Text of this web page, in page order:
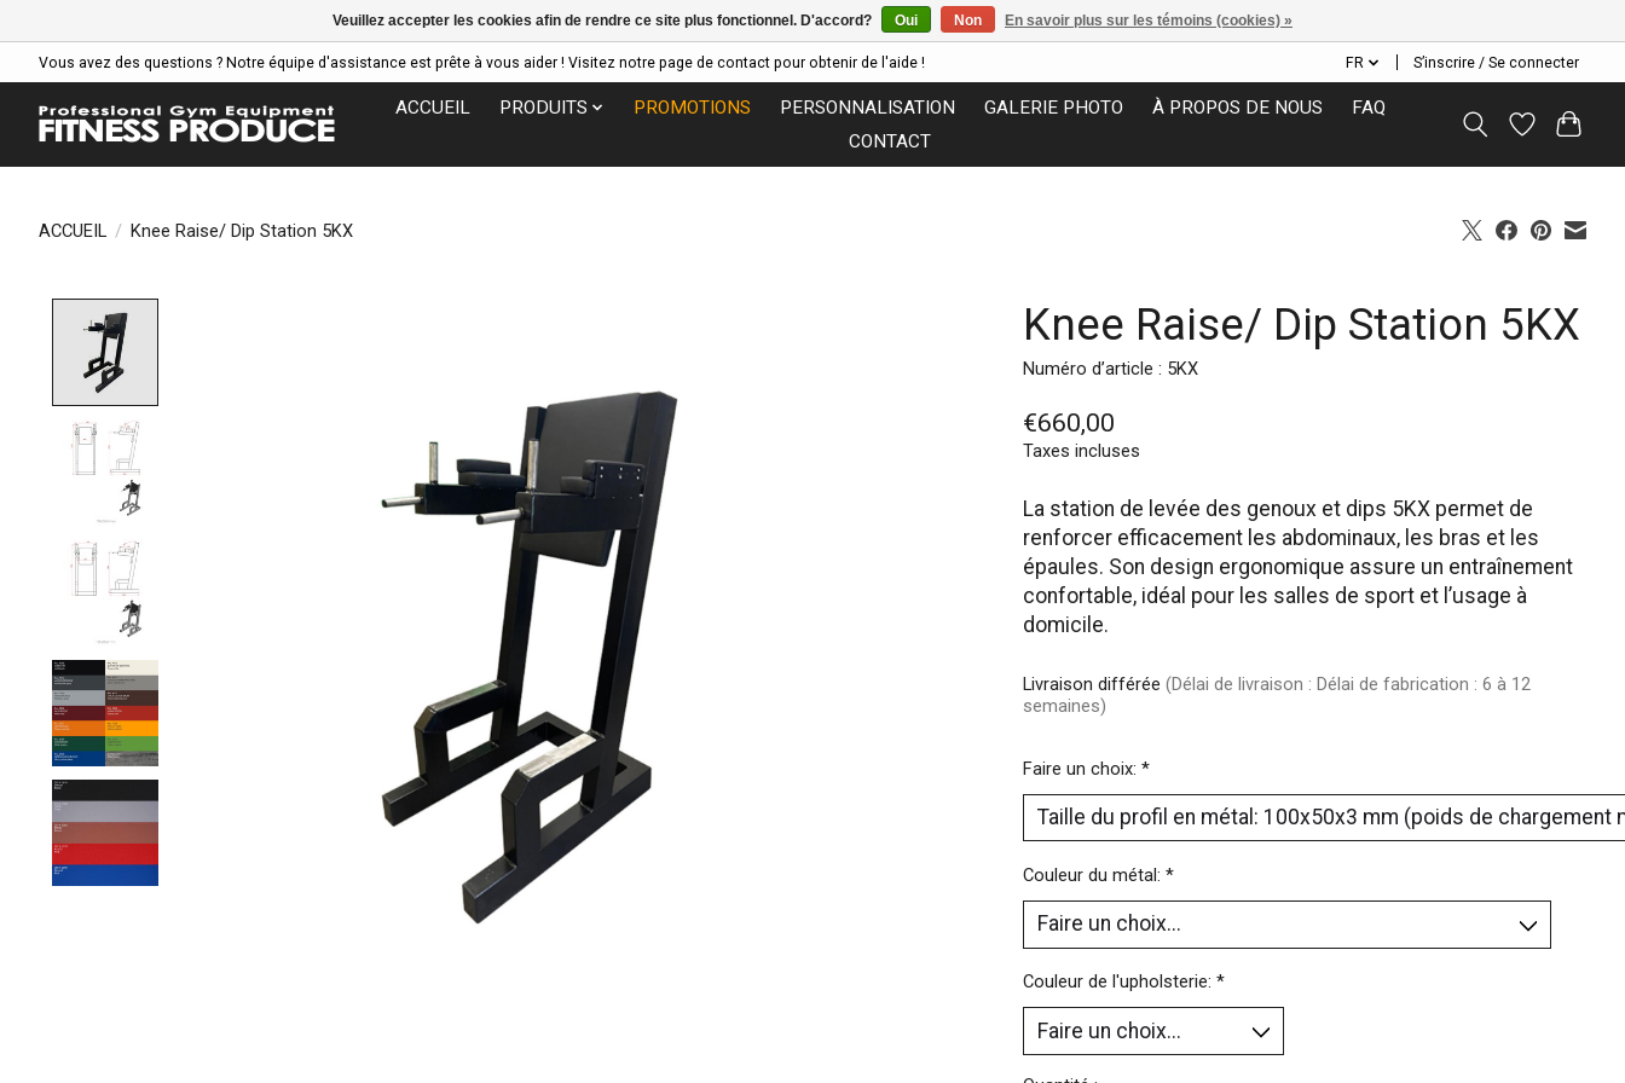
Vous avez des questions ? Notre équipe d'assistance est prête à vous aider ! Visitez notre page de contact pour obtenir de l'aide ! FR S’inscrire / Se connecter
ACCUEIL PRODUITS PROMOTIONS PERSONNALISATION GALERIE PHOTO À PROPOS DE NOUS
FAQ
CONTACT
ACCUEIL / Knee Raise/ Dip Station 5KX
Knee Raise/ Dip Station 5KX
Numéro d’article : 5KX
€660,00
Taxes incluses
La station de levée des genoux et dips 5KX permet de
renforcer efficacement les abdominaux, les bras et les
épaules. Son design ergonomique assure un entraînement
confortable, idéal pour les salles de sport et l’usage à
domicile.
Livraison différée (Délai de livraison : Délai de fabrication : 6 à 12
semaines)
Faire un choix: *
Couleur du métal: *
Couleur de l'upholsterie: *
Veuillez accepter les cookies afin de rendre ce site plus fonctionnel. D'accord? Oui Non En savoir plus sur les témoins (cookies) »